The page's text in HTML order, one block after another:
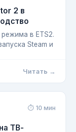
2 в
в ETS2.
Steam и
Читать →
⏱ 10 мин
ТВ-